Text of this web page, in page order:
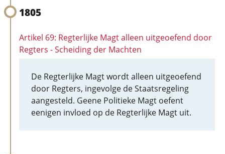
1805
Artikel 69: Regterlijke Magt alleen uitgeoefend door
Regters - Scheiding der Machten
De Regterlijke Magt wordt alleen uitgeoefend
door Regters, ingevolge de Staatsregeling
aangesteld. Geene Politieke Magt oefent
eenigen invloed op de Regterlijke Magt uit.